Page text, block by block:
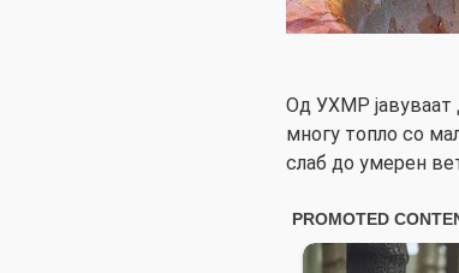
Од УХМР јавуваат
многу топло со
слаб до умерен